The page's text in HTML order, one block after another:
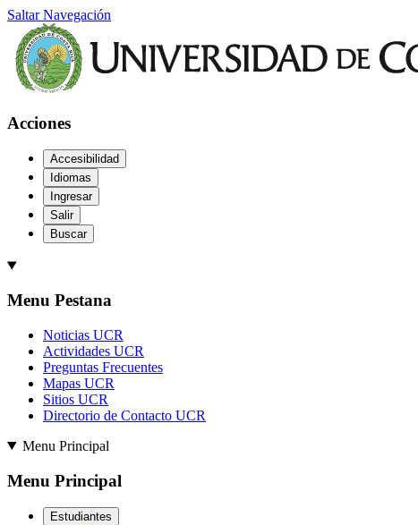
Saltar Navegación
Acciones
Accesibilidad
Idiomas
Ingresar
Salir
Buscar
Menu Pestana
Noticias UCR
Actividades UCR
Preguntas Frecuentes
Mapas UCR
Sitios UCR
Directorio de Contacto UCR
Menu Principal
Menu Principal
Estudiantes